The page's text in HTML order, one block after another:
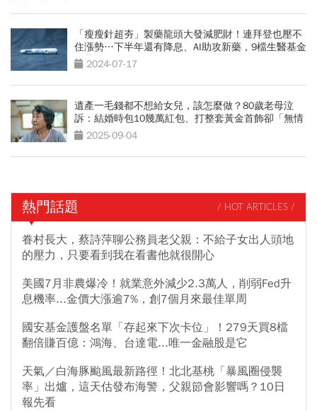
「瘦瘦針超夯」製藥龍頭大發減肥財！連拜登也壓不
住漲勢…下半年還有降息、AI助攻新藥，9檔生醫基金
跟著飛
2024-07-17
遺產一毛錢都不想給女兒，該怎麼做？80歲老母泣
訴：結婚時包10幾萬紅包、打整套黃金首飾卻「無情
斷聯10年」
2025-09-04
熱門話題 / HOT ARTICLES /
眷村長大，蔡詩萍聊公務員老父親：不給子女出人頭地
的壓力，只要看到我在看書他就很開心
美國7月非農爆冷！就業意外減少2.3萬人，削弱Fed升
息機率...金價大漲逾7%，創7個月來最佳單周
國安基金護盤名單「存起來下次卡位」！279天買8檔
翻倍賺百億：鴻海、台達電...唯一金融股是它
天氣／白海豚颱風最新路徑！北北基桃「暴風圈侵襲
率」出爐，這天估發布海警，父親節會影響嗎？10日
報先看